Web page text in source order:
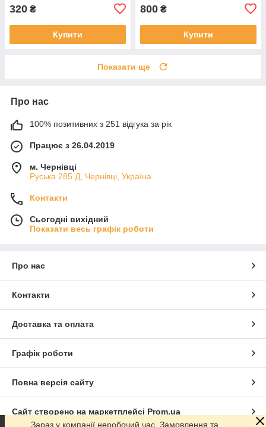
320 ₴
Купити
800 ₴
Купити
Показати ще
Про нас
100% позитивних з 251 відгука за рік
Працює з 26.04.2019
м. Чернівці
Руська 285 Д, Чернівці, Україна
Контакти
Сьогодні вихідний
Показати весь графік роботи
Про нас
Контакти
Доставка та оплата
Графік роботи
Повна версія сайту
Сайт створено на маркетплейсі Prom.ua
Зараз у компанії неробочий час. Замовлення та